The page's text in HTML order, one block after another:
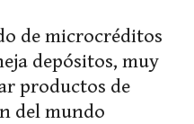
de microcréditos
depósitos, muy
productos de
del mundo